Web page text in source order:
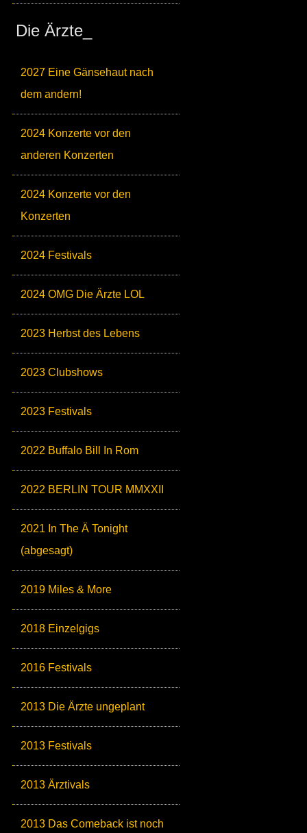
Die Ärzte_
2027 Eine Gänsehaut nach
dem andern!
2024 Konzerte vor den
anderen Konzerten
2024 Konzerte vor den
Konzerten
2024 Festivals
2024 OMG Die Ärzte LOL
2023 Herbst des Lebens
2023 Clubshows
2023 Festivals
2022 Buffalo Bill In Rom
2022 BERLIN TOUR MMXXII
2021 In The Ä Tonight
(abgesagt)
2019 Miles & More
2018 Einzelgigs
2016 Festivals
2013 Die Ärzte ungeplant
2013 Festivals
2013 Ärztivals
2013 Das Comeback ist noch